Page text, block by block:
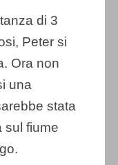
di 3
Peter si
Ora non
una
stata
sul fiume